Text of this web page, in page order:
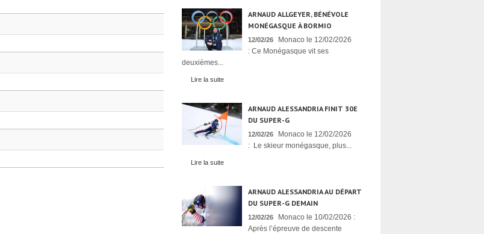
ARNAUD ALLGEYER, BÉNÉVOLE
MONÉGASQUE À BORMIO
12/02/26
Monaco le 12/02/2026
: Ce Monégasque vit ses
deuxièmes...
Lire la suite
ARNAUD ALESSANDRIA FINIT 30E
DU SUPER-G
12/02/26
Monaco le 12/02/2026
: Le skieur monégasque, plus...
Lire la suite
ARNAUD ALESSANDRIA AU DÉPART
DU SUPER-G DEMAIN
12/02/26
Monaco le 10/02/2026 :
Après l’épreuve de descente